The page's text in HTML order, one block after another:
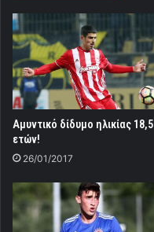
Αμυντικό δίδυμο ηλικίας 18,5
ετών!
26/01/2017